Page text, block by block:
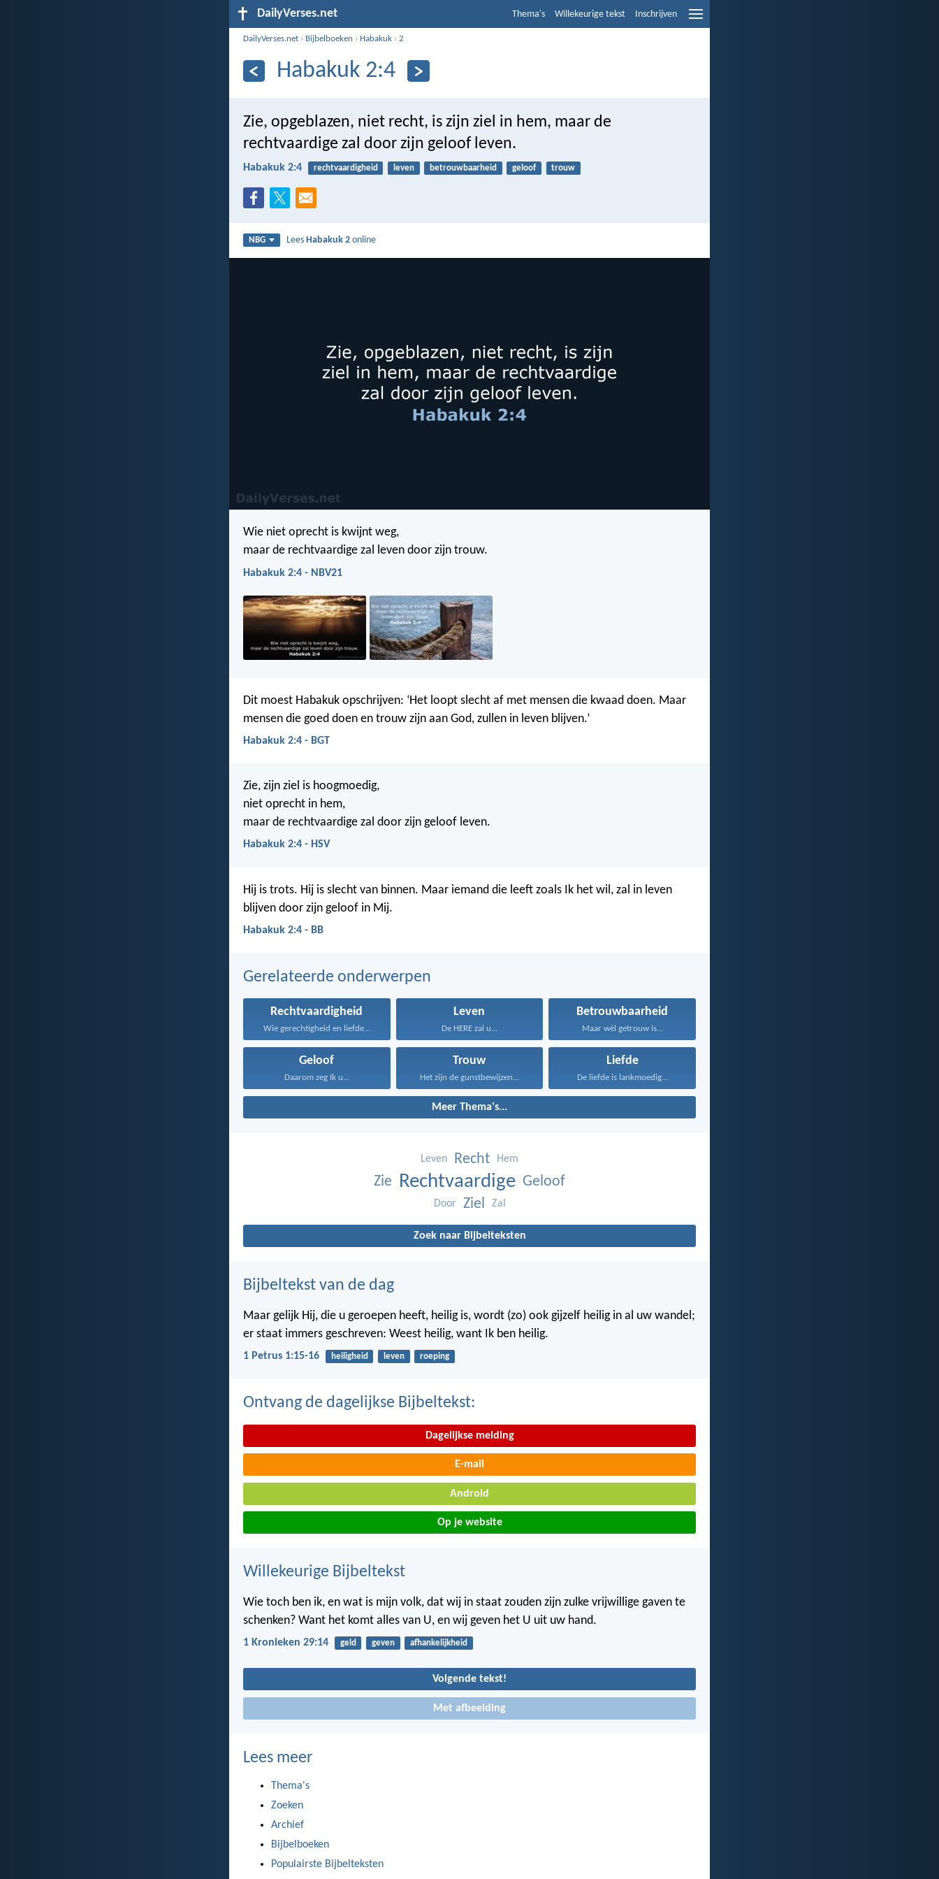
DailyVerses.net Thema's Willekeurige tekst Inschrijven
DailyVerses.net › Bijbelboeken › Habakuk ›2
Habakuk 2:4
Zie, opgeblazen, niet recht, is zijn ziel in hem, maar de
rechtvaardige zal door zijn geloof leven.
Habakuk 2:4 rechtvaardigheid leven betrouwbaarheid geloof trouw
NBG LeesHabakuk 2 online
Wie niet oprecht is kwijnt weg,
maar de rechtvaardige zal leven door zijn trouw.
Habakuk 2:4 - NBV21
Dit moest Habakuk opschrijven: ‘Het loopt slecht af met mensen die kwaad doen. Maar
mensen die goed doen en trouw zijn aan God, zullen in leven blijven.’
Habakuk 2:4 - BGT
Zie, zijn ziel is hoogmoedig,
niet oprecht in hem,
maar de rechtvaardige zal door zijn geloof leven.
Habakuk 2:4 - HSV
Hij is trots. Hij is slecht van binnen. Maar iemand die leeft zoals Ik het wil, zal in leven
blijven door zijn geloof in Mij.
Habakuk 2:4 - BB
Gerelateerde onderwerpen
Rechtvaardigheid
Wie gerechtigheid en liefde...
Leven
De HERE zal u...
Betrouwbaarheid
Maar wèl getrouw is...
Geloof
Daarom zeg Ik u...
Trouw
Het zijn de gunstbewijzen...
Liefde
De liefde is lankmoedig...
Meer Thema's...
Leven Recht Hem
Zie Rechtvaardige Geloof
Door Ziel Zal
Zoek naar Bijbelteksten
Bijbeltekst van de dag
Maar gelijk Hij, die u geroepen heeft, heilig is, wordt (zo) ook gijzelf heilig in al uw wandel;
er staat immers geschreven: Weest heilig, want Ik ben heilig.
1 Petrus 1:15-16 heiligheid leven roeping
Ontvang de dagelijkse Bijbeltekst:
Dagelijkse melding
E-mail
Android
Op je website
Willekeurige Bijbeltekst
Wie toch ben ik, en wat is mijn volk, dat wij in staat zouden zijn zulke vrijwillige gaven te
schenken? Want het komt alles van U, en wij geven het U uit uw hand.
1 Kronieken 29:14 geld geven afhankelijkheid
Volgende tekst!
Met afbeelding
Lees meer
Thema's
Zoeken
Archief
Bijbelboeken
Populairste Bijbelteksten